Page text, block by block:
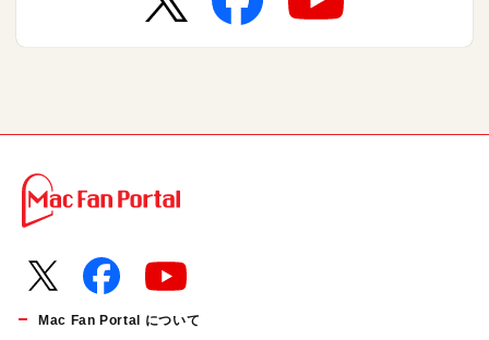
Mac Fan Portal について